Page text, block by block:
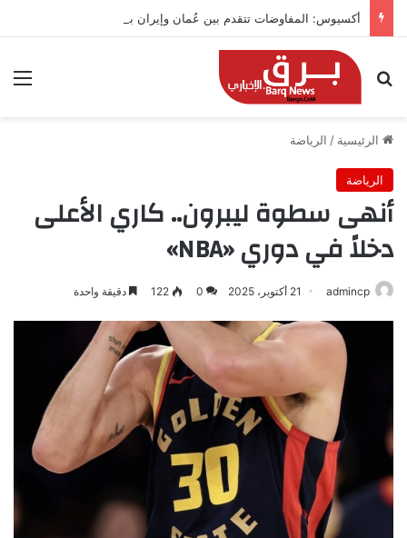
أكسيوس: المفاوضات تتقدم بين عُمان وإيران بشأن هرمز
بحث عن
الرئيسية / الرياضة
الرياضة
أنهى سطوة ليبرون.. كاري الأعلى
دخلاً في دوري «NBA»
admincp 21 أكتوبر، 2025 0
122 دقيقة واحدة